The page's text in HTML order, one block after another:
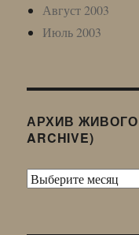
Август 2003
Июль 2003
АРХИВ
ARCHIVE)
Архив